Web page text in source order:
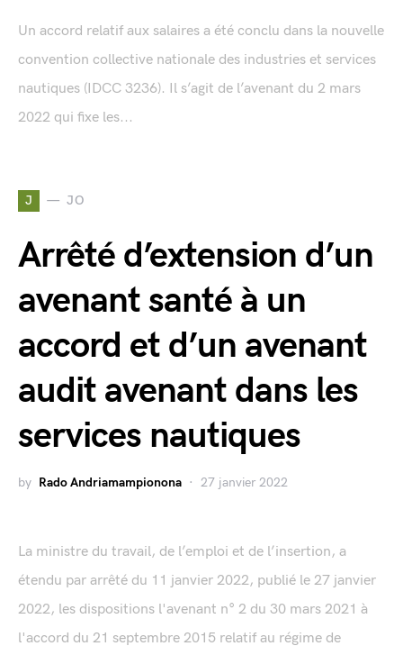
Un accord relatif aux salaires a été conclu dans la nouvelle
convention collective nationale des industries et services
nautiques (IDCC 3236). Il s’agit de l’avenant du 2 mars
2022 qui fixe les...
J JO
Arrêté d’extension d’un
avenant santé à un
accord et d’un avenant
audit avenant dans les
services nautiques
by Rado Andriamampionona 27 janvier 2022
La ministre du travail, de l’emploi et de l’insertion, a
étendu par arrêté du 11 janvier 2022, publié le 27 janvier
2022, les dispositions l'avenant n° 2 du 30 mars 2021 à
l'accord du 21 septembre 2015 relatif au régime de